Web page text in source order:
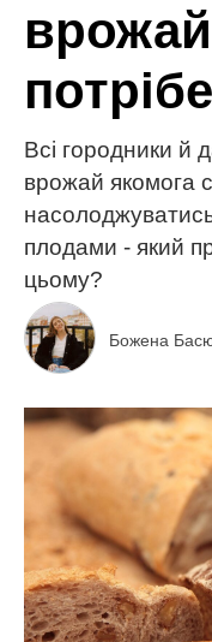
Всі городники й
врожай якомога
плодами - який
цьому?
Божена